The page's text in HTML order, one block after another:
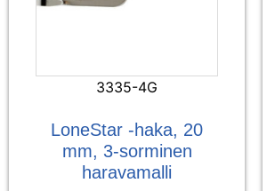
3335-4G
LoneStar -haka, 20
mm, 3-sorminen
haravamalli